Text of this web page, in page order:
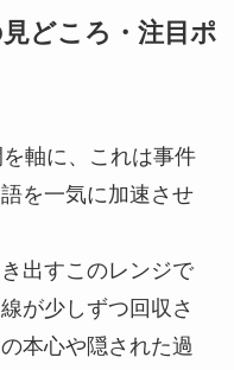
見どころ・注目ポ
軸に、これは事件
を一気に加速させ
出すこのレンジで
が少しずつ回収さ
本心や隠された過